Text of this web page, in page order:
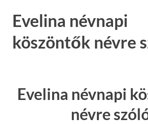
Evelina névnapi
köszöntők névre
Evelina névnapi
névre